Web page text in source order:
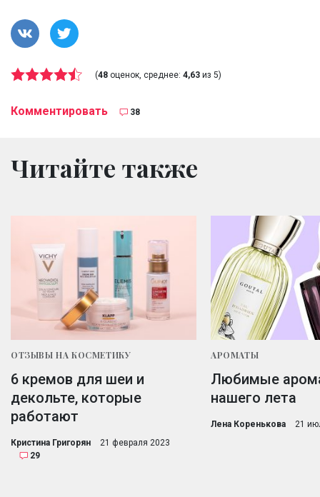
(48 оценок, среднее: 4,63 из 5)
Комментировать 38
Читайте также
ОТЗЫВЫ НА КОСМЕТИКУ
6 кремов для шеи и
декольте, которые
работают
Кристина Григорян
21 февраля 2023
29
АРОМАТЫ
Любимые
нашего лета
Лена Коренькова 21